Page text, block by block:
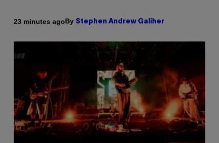
23 minutes agoBy Stephen Andrew Galiher